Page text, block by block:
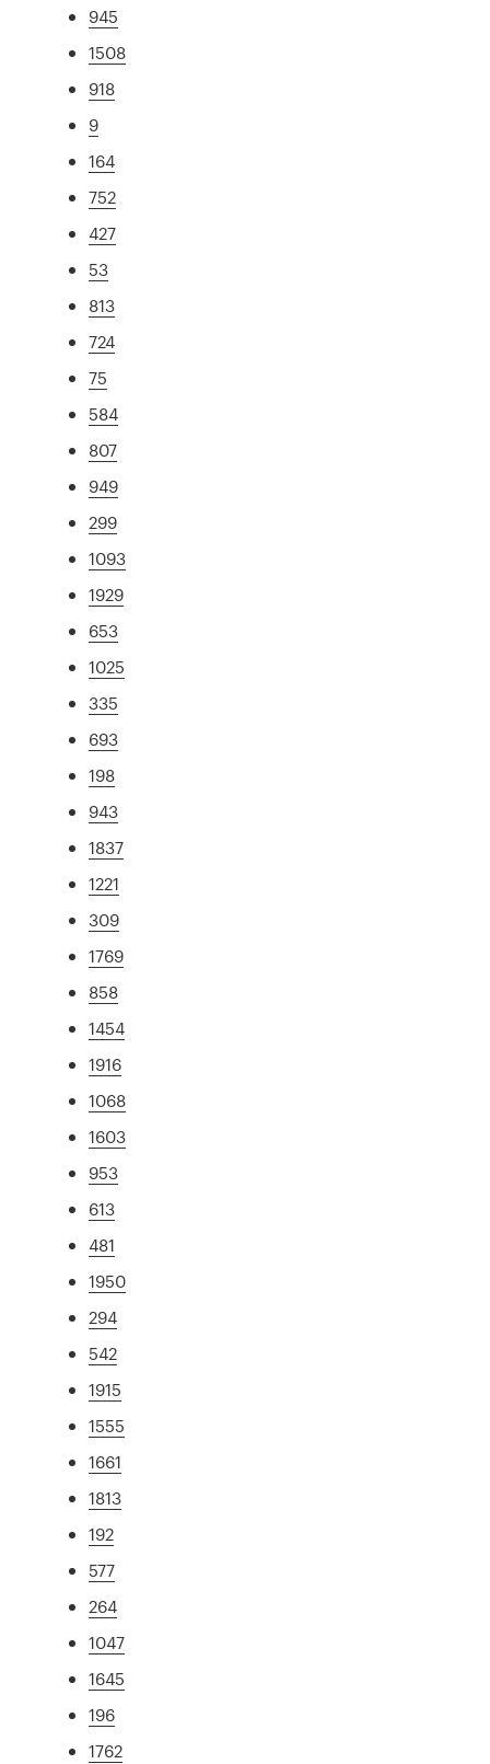
945
1508
918
9
164
752
427
53
813
724
75
584
807
949
299
1093
1929
653
1025
335
693
198
943
1837
1221
309
1769
858
1454
1916
1068
1603
953
613
481
1950
294
542
1915
1555
1661
1813
192
577
264
1047
1645
196
1762